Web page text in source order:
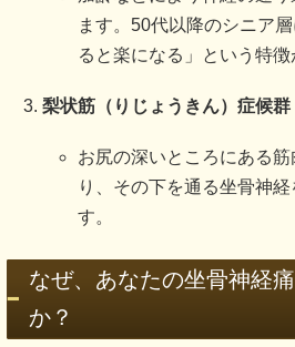
ます。50代以降のシニア
ると楽になる」という特徴
梨状筋（りじょうきん）症候群
お尻の深いところにある
り、その下を通る坐骨神
す。
なぜ、あなたの坐骨神経
か？